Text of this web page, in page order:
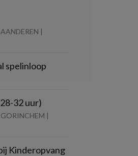
|
spelinloop
32 uur)
|
Kinderopvang